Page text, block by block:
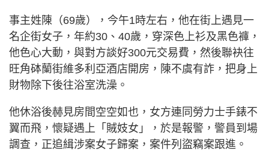
事主姓陳（69歲），今午1時左右，他在街上遇見一
名企街女子，年約30、40歲，穿深色上衫及黑色褲，
他色心大動，與對方談好300元交易費，然後聯袂往
旺角砵蘭街維多利亞酒店開房，陳不虞有詐，把身上
財物除下後往浴室洗澡。
他休浴後赫見房間空空如也，女方連同勞力士手錶不
翼而飛，懷疑遇上「賊妓女」，於是報警，警員到場
調查，正追緝涉案女子歸案，案件列盜竊案跟進。